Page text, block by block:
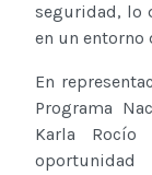
seguridad, lo
en un entorno
En
Programa
Karla Rocío